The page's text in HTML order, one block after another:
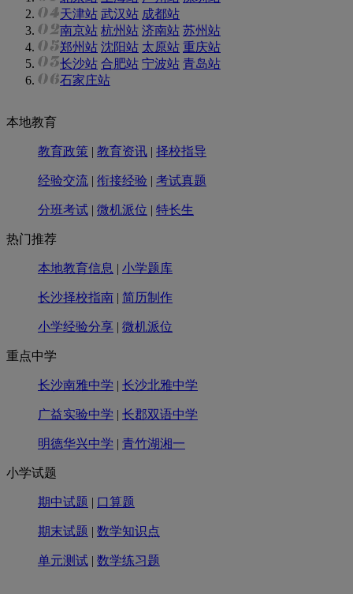
天津站 武汉站 成都站
南京站 杭州站 济南站 苏州站
郑州站 沈阳站 太原站 重庆站
长沙站 合肥站 宁波站 青岛站
石家庄站
本地教育
教育政策 | 教育资讯 | 择校指导
经验交流 | 衔接经验 | 考试真题
分班考试 | 微机派位 | 特长生
热门推荐
本地教育信息 | 小学题库
长沙择校指南 | 简历制作
小学经验分享 | 微机派位
重点中学
长沙南雅中学 | 长沙北雅中学
广益实验中学 | 长郡双语中学
明德华兴中学 | 青竹湖湘一
小学试题
期中试题 | 口算题
期末试题 | 数学知识点
单元测试 | 数学练习题